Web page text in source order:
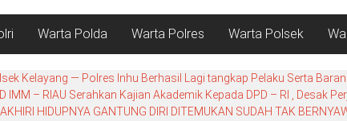
Warta Polda Warta Polres Warta Polsek
Kelayang — Polres Inhu Berhasil Lagi tangkap Pelaku Serta
IMM – RIAU Serahkan Kajian Akademik Kepada DPD – RI , Desak
HIDUPNYA GANTUNG DIRI DITEMUKAN SUDAH TAK